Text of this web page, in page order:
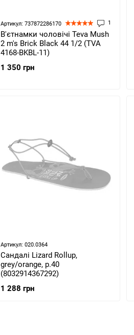
Артикул: 737872286170 1
В'єтнамки чоловічі Teva Mush
2 m's Brick Black 44 1/2 (TVA
4168-BKBL-11)
1 350 грн
Артикул: 020.0364
Сандалі Lizard Rollup,
grey/orange, р.40
(8032914367292)
1 288 грн